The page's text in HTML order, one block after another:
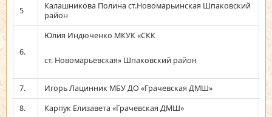
5
Калашникова Полина ст.Новомарьинская Шпаковский
район
6.
Юлия Индюченко МКУК «СКК
ст. Новомарьевская» Шпаковский район
7.
Игорь Лацинник МБУ ДО «Грачевская ДМШ»
8.
Карпук Елизавета «Грачевская ДМШ»